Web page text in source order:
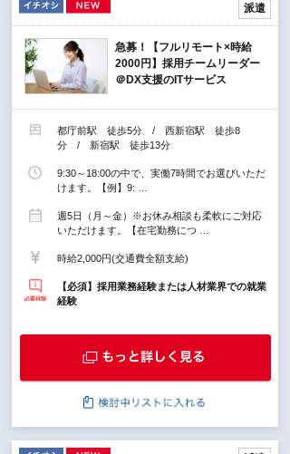
派遣
急募！【フルリモート×時給
2000円】採用チームリーダー
＠DX支援のITサービス
都庁前駅 徒歩5分 / 西新宿駅 徒歩8
分 / 新宿駅 徒歩13分
9:30～18:00の中で、実働7時間でお選びいただ
けます。【例】9: …
週5日（月～金）※お休み相談も柔軟にご対応
いただけます。【在宅勤務につ …
時給2,000円(交通費全額支給)
【必須】採用業務経験または人材業界での就業
経験